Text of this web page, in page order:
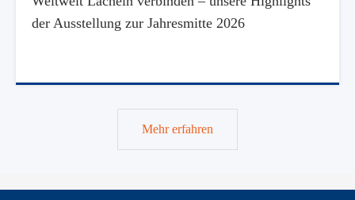
der Ausstellung zur Jahresmitte 2026
Mehr erfahren